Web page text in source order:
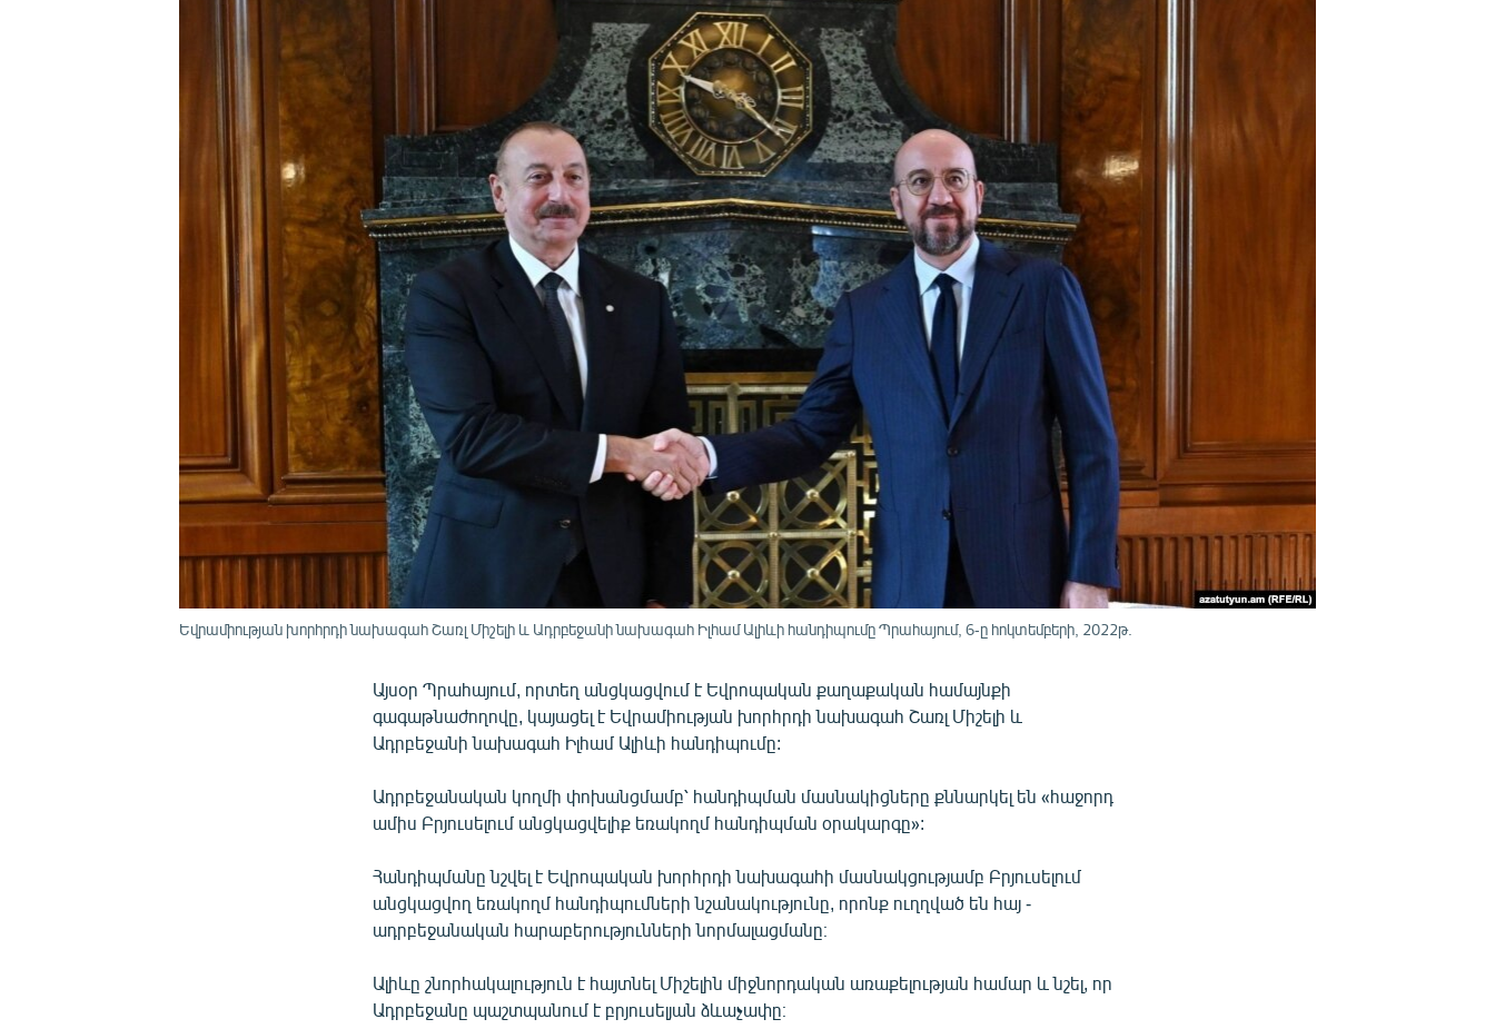
Եվրամիության խորհրդի նախագահ Շառլ Միշելի և Ադրբեջանի նախագահ Իլհամ Ալիևի հանդիպումը Պրահայում, 6-ը հոկտեմբերի, 2022թ.
Այսօր Պրահայում, որտեղ անցկացվում է Եվրոպական քաղաքական համայնքի
գագաթնաժողովը, կայացել է Եվրամիության խորհրդի նախագահ Շառլ Միշելի և
Ադրբեջանի նախագահ Իլհամ Ալիևի հանդիպումը:
Ադրբեջանական կողմի փոխանցմամբ՝ հանդիպման մասնակիցները քննարկել են «հաջորդ
ամիս Բրյուսելում անցկացվելիք եռակողմ հանդիպման օրակարգը»:
Հանդիպմանը նշվել է Եվրոպական խորհրդի նախագահի մասնակցությամբ Բրյուսելում
անցկացվող եռակողմ հանդիպումների նշանակությունը, որոնք ուղղված են հայ -
ադրբեջանական հարաբերությունների նորմալացմանը։
Ալիևը շնորհակալություն է հայտնել Միշելին միջնորդական առաքելության համար և նշել, որ
Ադրբեջանը պաշտպանում է բրյուսելյան ձևաչափը։